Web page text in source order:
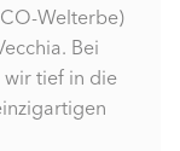
Welterbe)
Bei
wir tief in die